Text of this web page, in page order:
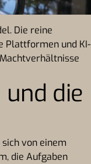
Die reine
Plattformen und KI-
die
von einem
die Aufgaben